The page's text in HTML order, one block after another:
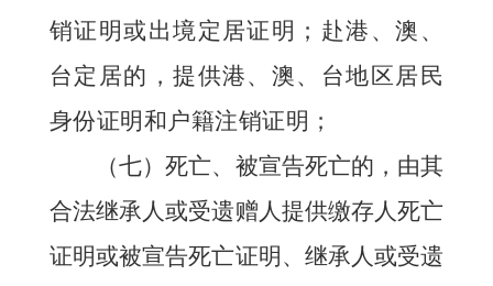
销证明或出境定居证明；赴港、澳、
台定居的，提供港、澳、台地区居民
身份证明和户籍注销证明；
（七）死亡、被宣告死亡的，由其
合法继承人或受遗赠人提供缴存人死亡
证明或被宣告死亡证明、继承人或受遗